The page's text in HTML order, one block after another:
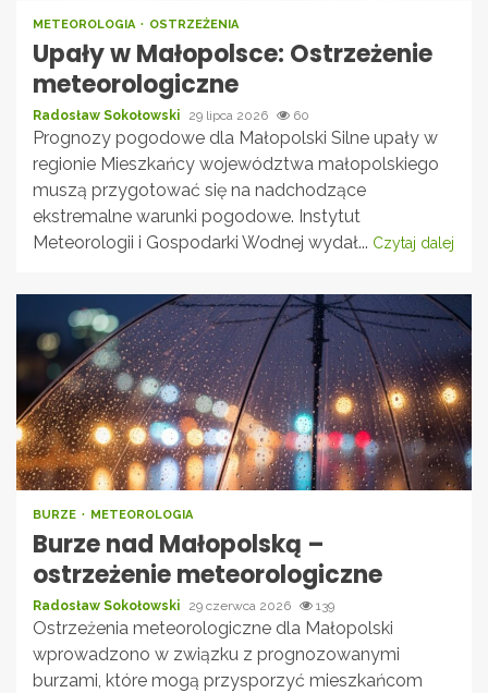
METEOROLOGIA OSTRZEŻENIA
Upały w Małopolsce: Ostrzeżenie
meteorologiczne
Radosław Sokołowski 29 lipca 2026 60
Prognozy pogodowe dla Małopolski Silne upały w
regionie Mieszkańcy województwa małopolskiego
muszą przygotować się na nadchodzące
ekstremalne warunki pogodowe. Instytut
Meteorologii i Gospodarki Wodnej wydał... Czytaj dalej
BURZE METEOROLOGIA
Burze nad Małopolską –
ostrzeżenie meteorologiczne
Radosław Sokołowski 29 czerwca 2026 139
Ostrzeżenia meteorologiczne dla Małopolski
wprowadzono w związku z prognozowanymi
burzami, które mogą przysporzyć mieszkańcom